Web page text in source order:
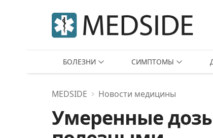
БОЛЕЗНИ СИМПТОМЫ
MEDSIDE Новости медицины
Умеренные